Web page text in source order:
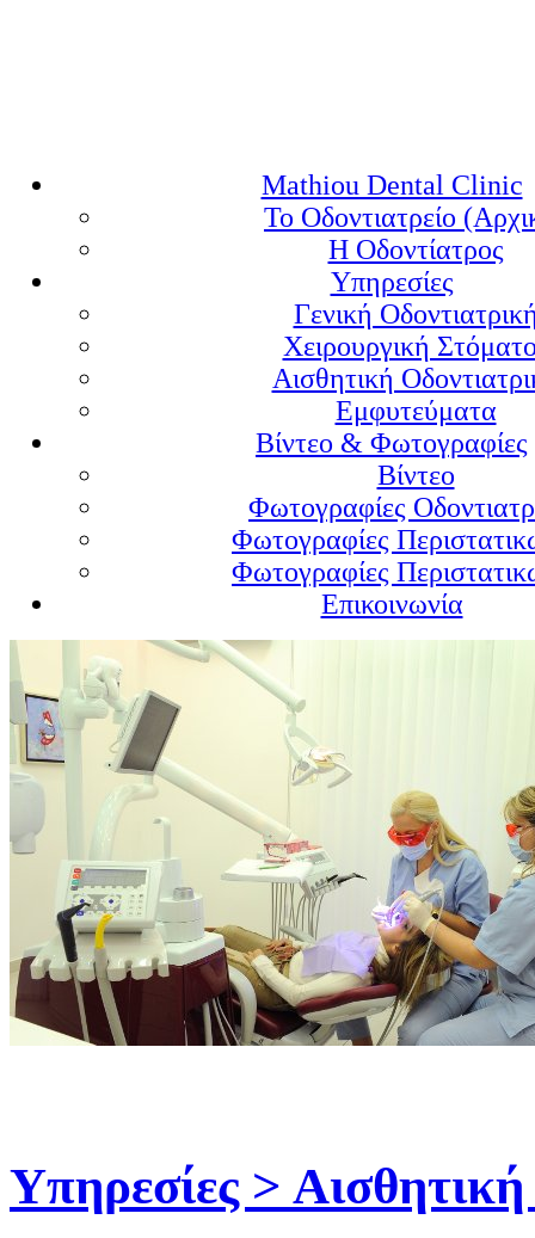
Mathiou Dental Clinic
Το Οδοντιατρείο
Η Οδοντίατρος
Υπηρεσίες
Γενική
Χειρουργική
Αισθητική
Εμφυτεύματα
Βίντεο & Φωτογραφίες
Βίντεο
Φωτογραφίες
Φωτογραφίες
Φωτογραφίες
Επικοινωνία
Υπηρεσίες >